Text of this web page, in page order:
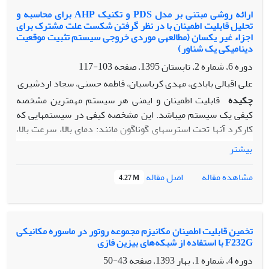
موجود در حمله موفق، ساختار قابلیت اطمینان سیستم و رویکرد
تئوری بازی‌ها در پیدانمودن نقطه تعادل، یک مدل برنامه‌ریزی
غیرخطی برای تعیین میزان سرمایه‌گذاری دفاع از سیستم‌ها، ارائه
شده است. سپس با تعیین روابط قابلیت اطمینان با وجود
همبستگی عملکردی بین زیرسیستم‌ها، یک مدل برنامه‌ریزی
خطی برای تعیین ضریب همبستگی زیرسیستم­ها و تخصیص مجدد
سرمایه‌گذاری برای دفاع از سیستم­ها، معرفی می­شود. در نهایت،
مدل ارائه‌شده تحقیق برای یک مثال عددی استفاده‌شده و نتایج
آن مورد تجزیه و تحلیل قرار گرفته است.
ارائه روشی مبتنی بر مدل PDS و تکنیک AHP برای محاسبه و
تحلیل قابلیت اطمینان با در نظر گرفتن شکست علت مشترک برای
اجزاء غیر یکسان (مطالعهی موردی خروجی سیستم تثبیت موقعیت
دینامیکی یک شناور)
دوره 6، شماره 2، تابستان 1395، صفحه
103-117
علی اقبالی بابادی، مهدی کرباسیان، فاطمه حسنی، سجاد اردشیری
چکیده قابلیت اطمینان و ایمنی هر سیستم مهمترین مشخصه
کیفی یک سیستم میباشد. این مشخصه کیفی در سیستمهایی که
کارکرد آنها تحت استرسهای گوناگون مانند: دمای بالا، سرعت بالا،
فشار زیاد و ... میباشد از اهمیت ویژهای برخوردار است. نکته
قابل توجهی که در محاسبه قابلیت اطمینان و ایمنی سیستمها اغلب
مورد توجه قرار نمیگیرد وجود وابستگی میان زیر سیستمها با
یکدیگر میباشد، که این وابستگی باعث بوجود آمدن شکستهای
متفاوتی در سیستم میشود، یکی از مهمترین این شکستها،
سیستم یا تمامی زیر سیستمها همزمان یا در یک بازه زمانی کوتاه با
توجه به یک علت مشترک دچار شکست میشوند. در نظر نگرفتن
شکستهای علت مشترک در محاسبه قابلیت اطمینان سیستمها
بیشتر
مشاهده مقاله
اصل مقاله 4.27 M
تخمین قابلیت اطمینان مکانیزم مجموعه روتور در ماسوره مکانیکی
F232G با استفاده از شبکه‌های بیزین فازی
دوره 4، شماره 1، بهار 1393، صفحه
43-50